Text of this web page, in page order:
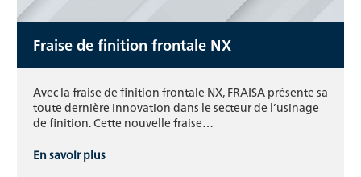
Fraise de finition frontale NX
Avec la fraise de finition frontale NX, FRAISA présente sa
toute dernière innovation dans le secteur de l’usinage
de finition. Cette nouvelle fraise…
En savoir plus